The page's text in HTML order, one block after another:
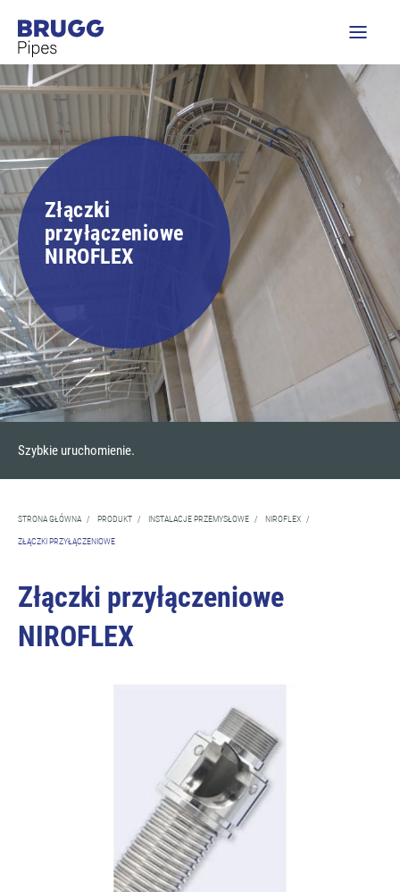
Złączki
przyłączeniowe
NIROFLEX
Szybkie uruchomienie.
STRONA GŁÓWNA / PRODUKT / INSTALACJE PRZEMYSŁOWE / NIROFLEX /
ZŁĄCZKI PRZYŁĄCZENIOWE
Złączki przyłączeniowe
NIROFLEX